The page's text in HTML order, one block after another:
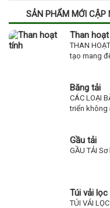
SẢN PHẨM MỚI CẬP
Than
THAN
tạo mang
Băng tải
CÁC LOẠI
triển không
Gầu tải
GẦU TẢI
Túi vải lọc
TÚI VẢI